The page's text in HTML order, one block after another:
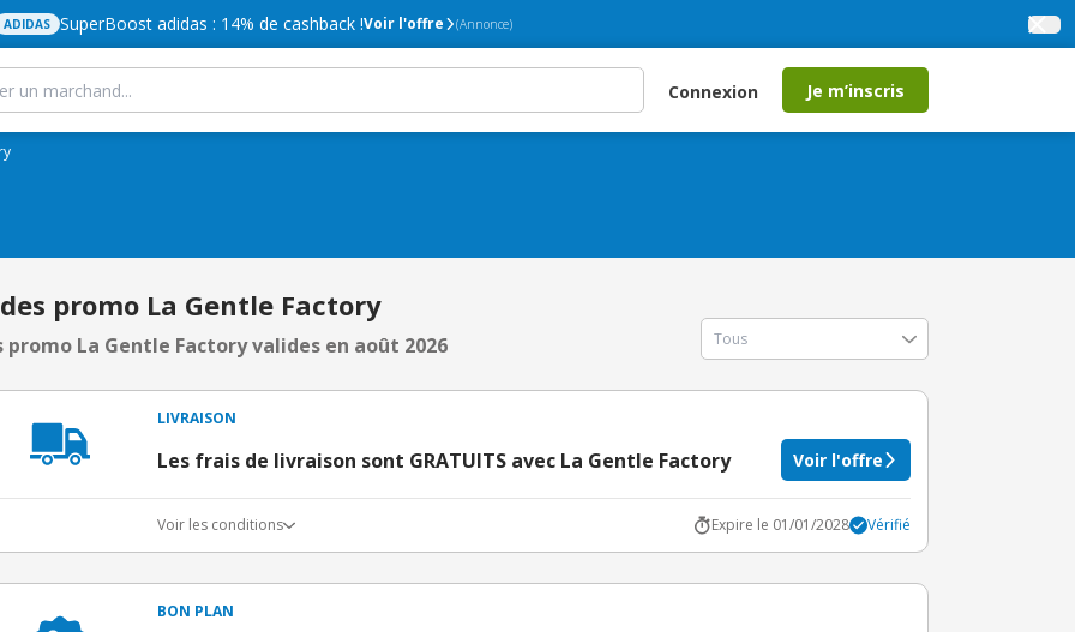
ADIDAS SuperBoost adidas : 14% de cashback !Voir l'offre (Annonce)
Connexion Je m’inscris
promo La Gentle Factory
promo La Gentle Factory valides en août 2026
LIVRAISON
Les frais de livraison sont GRATUITS avec La Gentle Factory Voir l'offre
Voir les conditions Expire le 01/01/2028 Vérifié
BON PLAN